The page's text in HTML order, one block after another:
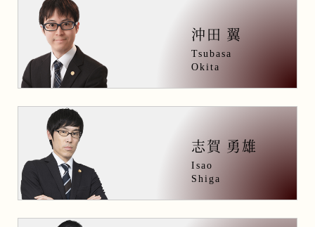
沖田 翼
Tsubasa
Okita
志賀 勇雄
Isao
Shiga